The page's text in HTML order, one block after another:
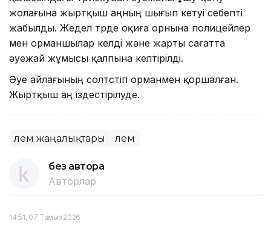
жолағына жыртқыш аңның шығып кетуі себепті
жабылды. Жедел түрде оқиға орнына полицейлер
мен орманшылар келді және жарты сағатта
әуежай жұмысы қалпына келтірілді.
Әуе айлағының солтүстігі орманмен қоршалған.
Жыртқыш аң іздестірілуде.
Әлем жаңалықтары Әлем
без автора
Авторлар
14:51, 07 Тамыз 2026